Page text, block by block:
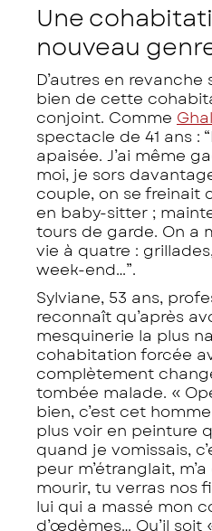
Une
nouveau
D’autres en
bien de cette
conjoint. Comme
spectacle de 41 ans :
apaisée. J’ai même
moi, je sors
couple, on se freinait
en baby-sitter ;
tours de garde. On a
vie à quatre :
week-end…”.
Sylviane, 53 ans,
reconnaît qu’après
mesquinerie la plus
cohabitation forcée
complètement
tombée malade. «
bien, c’est cet
plus voir en peinture
quand je vomissais,
peur m’étranglait,
mourir, tu verras nos
lui qui a massé mon
d’œdèmes… Qu’il soit